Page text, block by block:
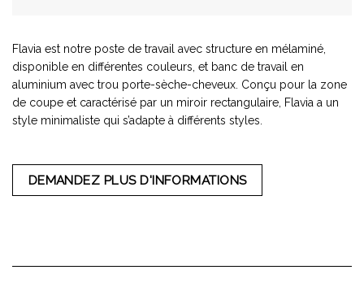
Flavia est notre poste de travail avec structure en mélaminé,
disponible en différentes couleurs, et banc de travail en
aluminium avec trou porte-sèche-cheveux. Conçu pour la zone
de coupe et caractérisé par un miroir rectangulaire, Flavia a un
style minimaliste qui s’adapte à différents styles.
DEMANDEZ PLUS D'INFORMATIONS